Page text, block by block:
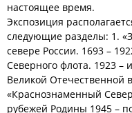
настоящее время.
Экспозиция
следующие разделы: 1.
севере России. 1693 –
Северного флота. 1923 –
Великой Отечественной
«Краснознаменный
рубежей Родины 1945 –